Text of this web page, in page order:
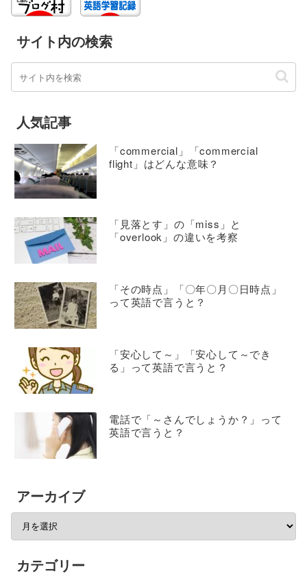
サイト内の検索
人気記事
「commercial」「commercial
flight」はどんな意味？
「見落とす」の「miss」と
「overlook」の違いを考察
「その時点」「〇年〇月〇日時点」
って英語で言うと？
「安心して～」「安心して～でき
る」って英語で言うと？
電話で「～さんでしょうか？」って
英語で言うと？
アーカイブ
カテゴリー